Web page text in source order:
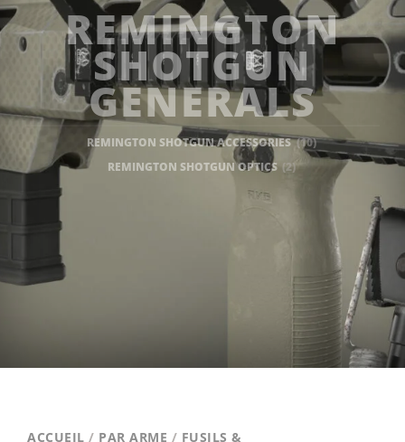
REMINGTON
SHOTGUN
GENERALS
REMINGTON SHOTGUN ACCESSORIES(10)
REMINGTON SHOTGUN OPTICS (2)
ACCUEIL / PAR ARME / FUSILS &